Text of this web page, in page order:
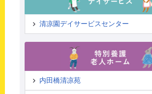
清凉園デイサービスセンター
内田橋清凉苑